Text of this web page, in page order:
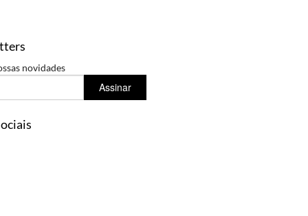
novidades
Assinar